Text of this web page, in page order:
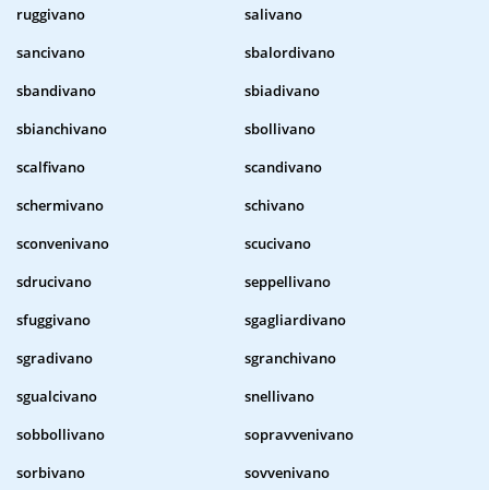
ruggivano
salivano
sancivano
sbalordivano
sbandivano
sbiadivano
sbianchivano
sbollivano
scalfivano
scandivano
schermivano
schivano
sconvenivano
scucivano
sdrucivano
seppellivano
sfuggivano
sgagliardivano
sgradivano
sgranchivano
sgualcivano
snellivano
sobbollivano
sopravvenivano
sorbivano
sovvenivano